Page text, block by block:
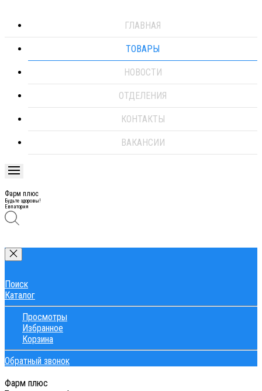
ГЛАВНАЯ
ТОВАРЫ
НОВОСТИ
ОТДЕЛЕНИЯ
КОНТАКТЫ
ВАКАНСИИ
Фарм плюс
Будьте здоровы!
Евпатория
Поиск
Каталог
Просмотры
Избранное
Корзина
Обратный звонок
Фарм плюс